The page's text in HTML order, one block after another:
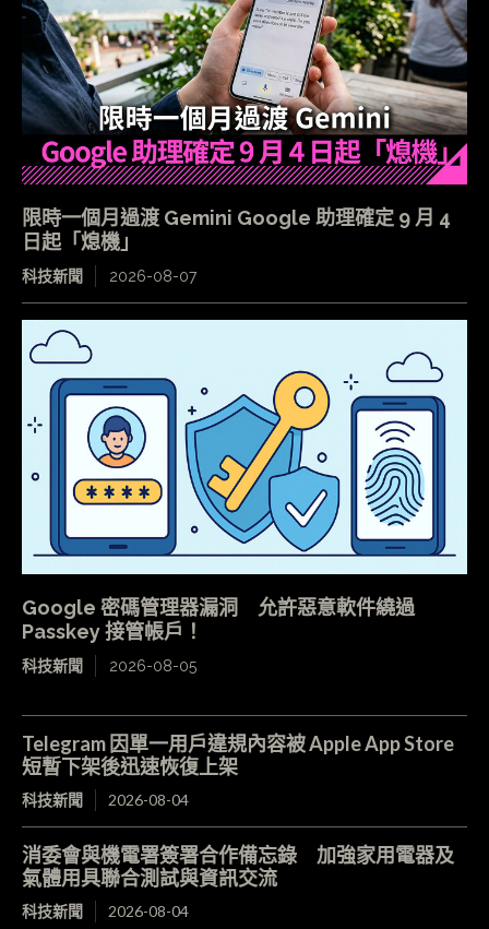
限時一個月過渡 Gemini Google 助理確定 9 月 4
日起「熄機」
科技新聞 2026-08-07
Google 密碼管理器漏洞 允許惡意軟件繞過
Passkey 接管帳戶！
科技新聞 2026-08-05
Telegram 因單一用戶違規內容被 Apple App Store
短暫下架後迅速恢復上架
科技新聞 2026-08-04
消委會與機電署簽署合作備忘錄 加強家用電器及
氣體用具聯合測試與資訊交流
科技新聞 2026-08-04